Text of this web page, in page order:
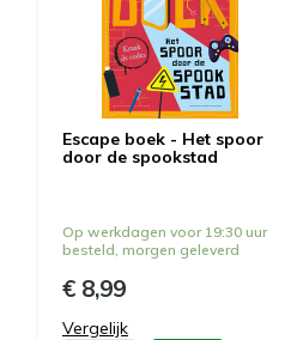
Escape boek - Het spoor
door de spookstad
Op werkdagen voor 19:30 uur
besteld, morgen geleverd
€ 8,99
Vergelijk